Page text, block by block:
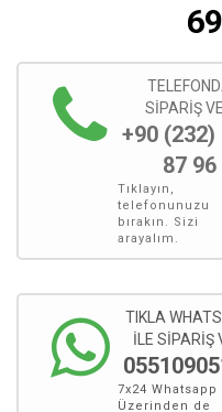
SİPARİŞ
+90 (232)
87 96
Tıklayın,
telefonunuzu
bırakın. Sizi
arayalım.
TIKLA
İLE SİPARİŞ
7x24 Whatsapp
Üzerinden de